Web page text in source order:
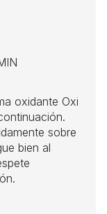
oxidante Oxi
sobre
bien al